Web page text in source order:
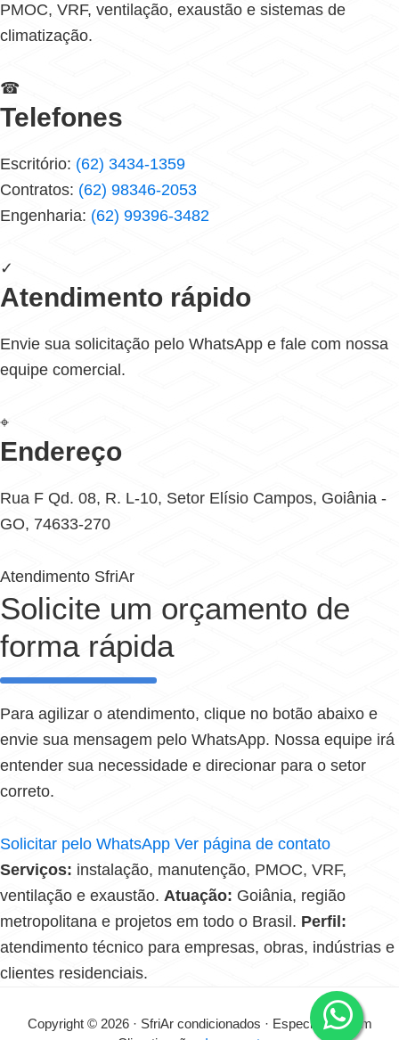
PMOC, VRF, ventilação, exaustão e sistemas de
climatização.
☎
Telefones
Escritório: (62) 3434-1359
Contratos: (62) 98346-2053
Engenharia: (62) 99396-3482
✓
Atendimento rápido
Envie sua solicitação pelo WhatsApp e fale com nossa
equipe comercial.
⌖
Endereço
Rua F Qd. 08, R. L-10, Setor Elísio Campos, Goiânia -
GO, 74633-270
Atendimento SfriAr
Solicite um orçamento de
forma rápida
Para agilizar o atendimento, clique no botão abaixo e
envie sua mensagem pelo WhatsApp. Nossa equipe irá
entender sua necessidade e direcionar para o setor
correto.
Solicitar pelo WhatsApp Ver página de contato
Serviços: instalação, manutenção, PMOC, VRF,
ventilação e exaustão. Atuação: Goiânia, região
metropolitana e projetos em todo o Brasil. Perfil:
atendimento técnico para empresas, obras, indústrias e
clientes residenciais.
Copyright © 2026 · SfriAr condicionados · Especialistas em